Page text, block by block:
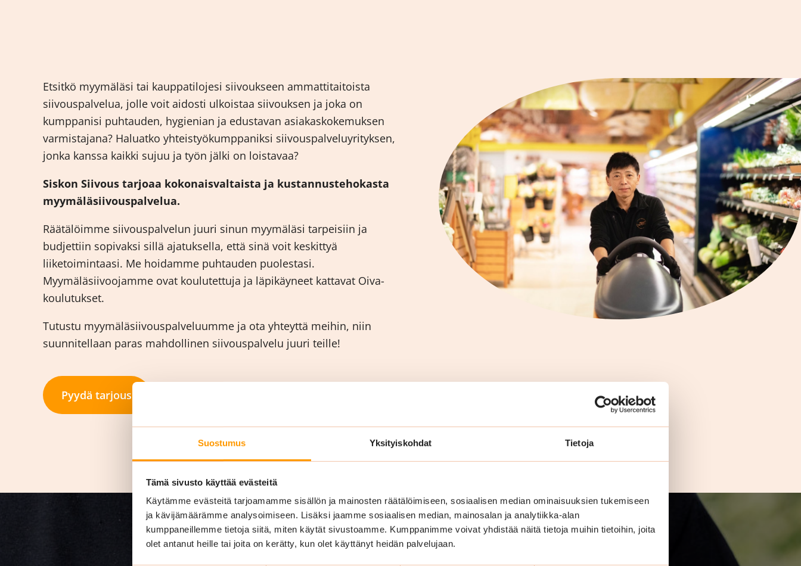
Suostumus Yksityiskohdat Tietoja
Tämä sivusto käyttää evästeitä
Käytämme evästeitä tarjoamamme sisällön ja mainosten räätälöimiseen, sosiaalisen median ominaisuuksien tukemiseen
ja kävijämäärämme analysoimiseen. Lisäksi jaamme sosiaalisen median, mainosalan ja analytiikka-alan
kumppaneillemme tietoja siitä, miten käytät sivustoamme. Kumppanimme voivat yhdistää näitä tietoja muihin tietoihin, joita
olet antanut heille tai joita on kerätty, kun olet käyttänyt heidän palvelujaan.
Etsitkö myymäläsi tai kauppatilojesi siivoukseen ammattitaitoista
siivouspalvelua, jolle voit aidosti ulkoistaa siivouksen ja joka on
kumppanisi puhtauden, hygienian ja edustavan asiakaskokemuksen
varmistajana? Haluatko yhteistyökumppaniksi siivouspalveluyrityksen,
jonka kanssa kaikki sujuu ja työn jälki on loistavaa?
Siskon Siivous tarjoaa kokonaisvaltaista ja kustannustehokasta
myymäläsiivouspalvelua.
Räätälöimme siivouspalvelun juuri sinun myymäläsi tarpeisiin ja
budjettiin sopivaksi sillä ajatuksella, että sinä voit keskittyä
liiketoimintaasi. Me hoidamme puhtauden puolestasi.
Myymäläsiivoojamme ovat koulutettuja ja läpikäyneet kattavat Oiva-
koulutukset.
Tutustu myymäläsiivouspalveluumme ja ota yhteyttä meihin, niin
suunnitellaan paras mahdollinen siivouspalvelu juuri teille!
Pyydä tarjous